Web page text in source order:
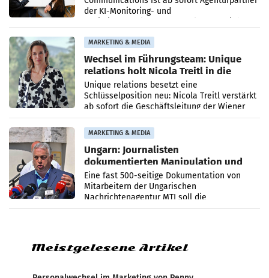
der KI-Monitoring- und
MARKETING & MEDIA
Wechsel im Führungsteam: Unique
relations holt Nicola Treitl in die
Geschäftsleitung
Unique relations besetzt eine
Schlüsselposition neu: Nicola Treitl verstärkt
ab sofort die Geschäftsleitung der Wiener
PR-Agentur an der Seite von Josef Kalina und
Anna Kalina-Mahr.
MARKETING & MEDIA
Ungarn: Journalisten
dokumentierten Manipulation und
Zensur
Eine fast 500-seitige Dokumentation von
Mitarbeitern der Ungarischen
Nachrichtenagentur MTI soll die
systematische Nachrichten-Manipulation und
Meistgelesene Artikel